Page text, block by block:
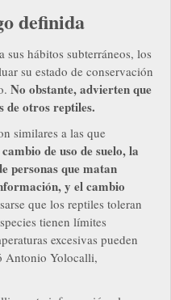
definida
sus hábitos subterráneos, los
su estado de conservación
No obstante, advierten que
de otros reptiles.
similares a las que
de uso de suelo, la
personas que matan
y el cambio
que los reptiles toleran
tienen límites
excesivas pueden
Antonio Yolocalli,